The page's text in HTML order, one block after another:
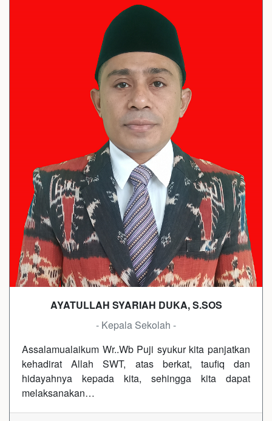
AYATULLAH SYARIAH DUKA, S.SOS
- Kepala Sekolah -
Assalamualaikum Wr..Wb Puji syukur kita panjatkan
kehadirat Allah SWT, atas berkat, taufiq dan
hidayahnya kepada kita, sehingga kita dapat
melaksanakan…